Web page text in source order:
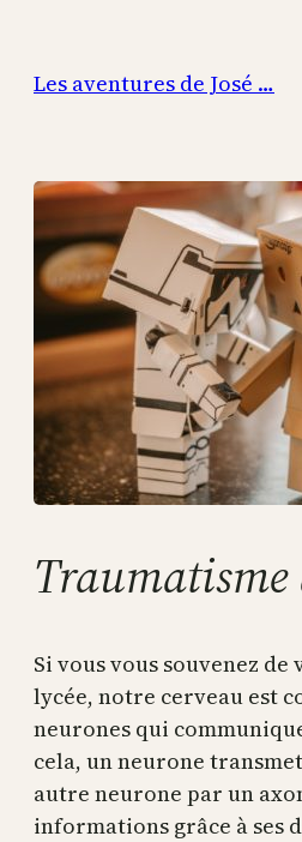
contenu
Les aventures de José …
Si vous vous souvenez de
lycée, notre cerveau est
neurones qui
cela, un neurone
autre neurone par un
informations grâce à ses